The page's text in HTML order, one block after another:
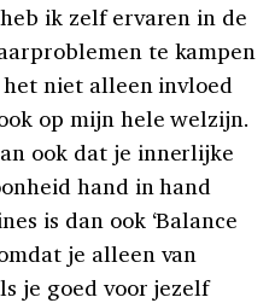
ik zelf ervaren in de
te kampen
niet alleen invloed
op mijn hele welzijn.
ook dat je innerlijke
hand in hand
is dan ook ‘Balance
je alleen van
je goed voor jezelf